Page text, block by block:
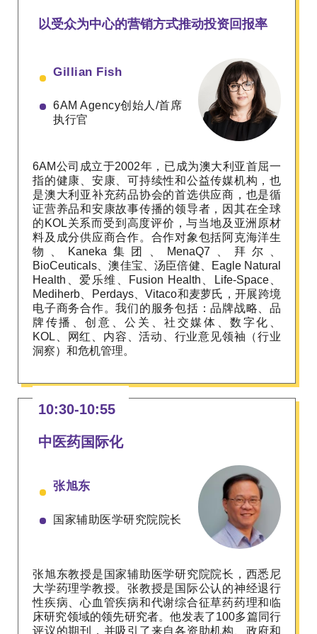
以受众为中心的营销方式推动投资回报率
Gillian Fish
6AM Agency创始人/首席
执行官
6AM公司成立于2002年，已成为澳大利亚首屈一
指的健康、安康、可持续性和公益传媒机构，也
是澳大利亚补充药品协会的首选供应商，也是循
证营养品和安康故事传播的领导者，因其在全球
的KOL关系而受到高度评价，与当地及亚洲原材
料及成分供应商合作。合作对象包括阿克海洋生
物、Kaneka集团、MenaQ7、拜尔、
BioCeuticals、澳佳宝、汤臣倍健、Eagle Natural
Health、爱乐维、Fusion Health、Life-Space、
Mediherb、Perdays、Vitaco和麦萝氏，开展跨境
电子商务合作。我们的服务包括：品牌战略、品
牌传播、创意、公关、社交媒体、数字化、
KOL、网红、内容、活动、行业意见领袖（行业
洞察）和危机管理。
10:30-10:55
中医药国际化
张旭东
国家辅助医学研究院 院长
张旭东教授是国家辅助医学研究院院长，西悉尼
大学药理学教授。张教授是国际公认的神经退行
性疾病、心血管疾病和代谢综合征草药药理和临
床研究领域的领先研究者。他发表了100多篇同行
评议的期刊，并吸引了来自各资助机构、政府和